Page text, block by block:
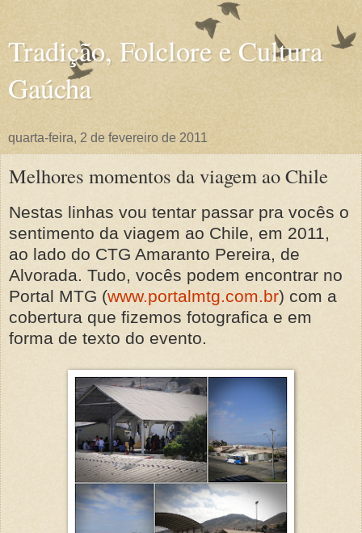
Tradição, Folclore e Cultura
Gaúcha
quarta-feira, 2 de fevereiro de 2011
Melhores momentos da viagem ao Chile
Nestas linhas vou tentar passar pra vocês o
sentimento da viagem ao Chile, em 2011,
ao lado do CTG Amaranto Pereira, de
Alvorada. Tudo, vocês podem encontrar no
Portal MTG (www.portalmtg.com.br) com a
cobertura que fizemos fotografica e em
forma de texto do evento.